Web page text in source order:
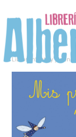
Libros Infantil y juvenil